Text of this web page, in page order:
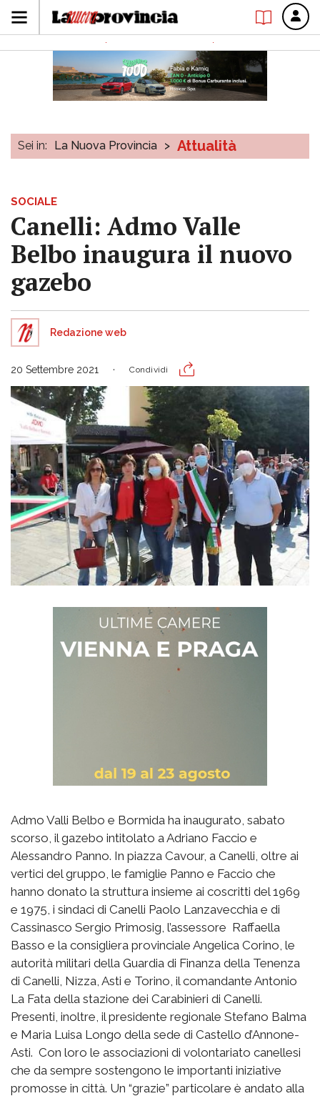
Sei in: La Nuova Provincia > Attualità
SOCIALE
Canelli: Admo Valle
Belbo inaugura il nuovo
gazebo
Redazione web
20 Settembre 2021 Condividi
Admo Valli Belbo e Bormida ha inaugurato, sabato
scorso, il gazebo intitolato a Adriano Faccio e
Alessandro Panno. In piazza Cavour, a Canelli, oltre ai
vertici del gruppo, le famiglie Panno e Faccio che
hanno donato la struttura insieme ai coscritti del 1969
e 1975, i sindaci di Canelli Paolo Lanzavecchia e di
Cassinasco Sergio Primosig, l’assessore Raffaella
Basso e la consigliera provinciale Angelica Corino, le
autorità militari della Guardia di Finanza della Tenenza
di Canelli, Nizza, Asti e Torino, il comandante Antonio
La Fata della stazione dei Carabinieri di Canelli.
Presenti, inoltre, il presidente regionale Stefano Balma
e Maria Luisa Longo della sede di Castello d’Annone-
Asti. Con loro le associazioni di volontariato canellesi
che da sempre sostengono le importanti iniziative
promosse in città. Un “grazie” particolare è andato alla